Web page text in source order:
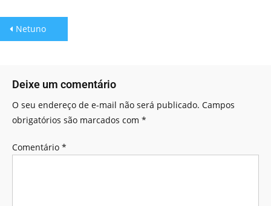
Netuno
Deixe um comentário
O seu endereço de e-mail não será publicado. Campos
obrigatórios são marcados com *
Comentário *